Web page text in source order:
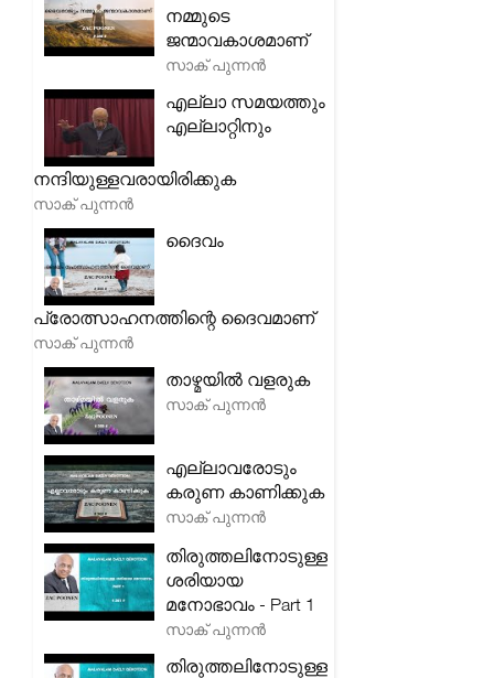
നമ്മുടെ
ജന്മാവകാശമാണ്
സാക് പുന്നൻ
എല്ലാ സമയത്തും
എല്ലാറ്റിനും
നന്ദിയുള്ളവരായിരിക്കുക
സാക് പുന്നൻ
ദൈവം
പ്രോത്സാഹനത്തിന്റെ ദൈവമാണ്
സാക് പുന്നൻ
താഴ്മയിൽ വളരുക
സാക് പുന്നൻ
എല്ലാവരോടും
കരുണ കാണിക്കുക
സാക് പുന്നൻ
തിരുത്തലിനോടുള്ള
ശരിയായ
മനോഭാവം - Part 1
സാക് പുന്നൻ
തിരുത്തലിനോടുള്ള